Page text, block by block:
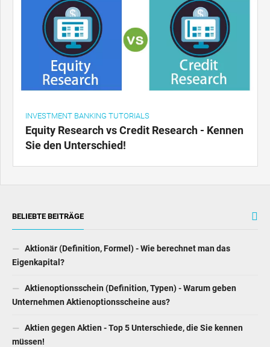
INVESTMENT BANKING TUTORIALS
Equity Research vs Credit Research - Kennen
Sie den Unterschied!
BELIEBTE BEITRÄGE
Aktionär (Definition, Formel) - Wie berechnet man das
Eigenkapital?
Aktienoptionsschein (Definition, Typen) - Warum geben
Unternehmen Aktienoptionsscheine aus?
Aktien gegen Aktien - Top 5 Unterschiede, die Sie kennen
müssen!